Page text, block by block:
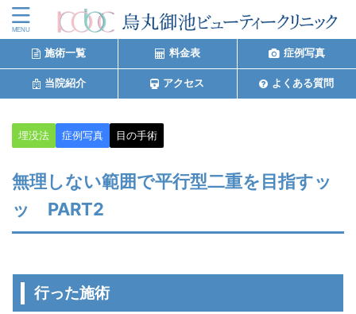
施術一覧 料金表 症例写真
当院紹介 アクセス よくある質問
埋没法 症例写真 目の手術
無理しない範囲で平行型二重を目指すッ
ッ PART2
行った施術